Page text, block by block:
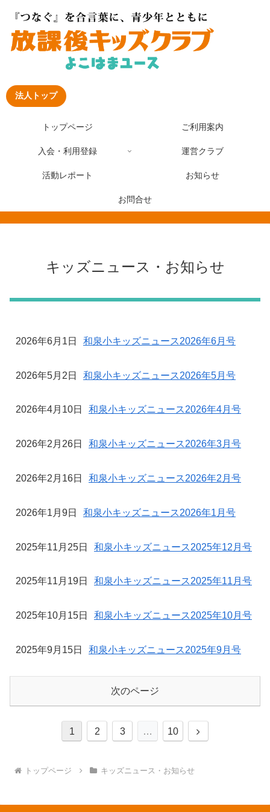
法人トップ
トップページ ご利用案内
入会・利用登録 運営クラブ
活動レポート お知らせ
お問合せ
キッズニュース・お知らせ
2026年6月1日 和泉小キッズニュース2026年6月号
2026年5月2日 和泉小キッズニュース2026年5月号
2026年4月10日 和泉小キッズニュース2026年4月号
2026年2月26日 和泉小キッズニュース2026年3月号
2026年2月16日 和泉小キッズニュース2026年2月号
2026年1月9日 和泉小キッズニュース2026年1月号
2025年11月25日 和泉小キッズニュース2025年12月号
2025年11月19日 和泉小キッズニュース2025年11月号
2025年10月15日 和泉小キッズニュース2025年10月号
2025年9月15日 和泉小キッズニュース2025年9月号
次のページ
1 2 3 … 10
次
トップページ キッズニュース・お知らせ